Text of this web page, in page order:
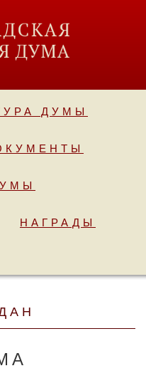
ДУМЫ
НАГРАДЫ